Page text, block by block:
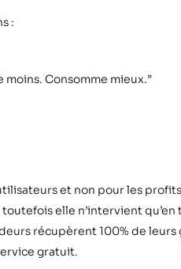
:
moins. Consomme mieux.”
et non pour les
elle n’intervient
récupèrent 100% de
gratuit.